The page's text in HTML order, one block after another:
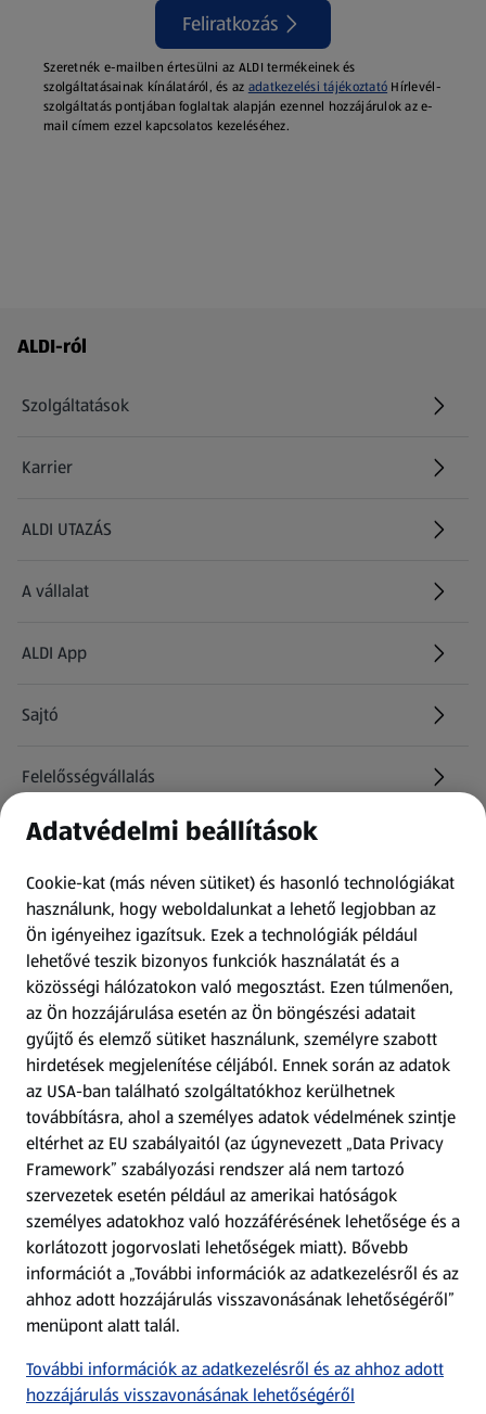
Feliratkozás
Szeretnék e-mailben értesülni az ALDI termékeinek és
szolgáltatásainak kínálatáról, és az adatkezelési tájékoztató Hírlevél-
szolgáltatás pontjában foglaltak alapján ezennel hozzájárulok az e-
mail címem ezzel kapcsolatos kezeléséhez.
Láblécmenü - további linkek
ALDI-ról
Szolgáltatások
Karrier
(új oldalon nyílik meg)
ALDI UTAZÁS
(új oldalon nyílik meg)
A vállalat
ALDI App
Sajtó
Felelősségvállalás
Információk
Kérdőív
Fizetési lehetőségek
ALDI utalványok
Árcsökkentés
Adattörlő alkalmazás
Szervizpont
(új oldalon nyílik meg)
Fedezz fel minket az interneten!
Töltsd le az ALDI Magyarország applikációt!
Adatvédelmi beállítások
Cookie-kat (más néven sütiket) és hasonló technológiákat
használunk, hogy weboldalunkat a lehető legjobban az
Ön igényeihez igazítsuk. Ezek a technológiák például
lehetővé teszik bizonyos funkciók használatát és a
közösségi hálózatokon való megosztást. Ezen túlmenően,
az Ön hozzájárulása esetén az Ön böngészési adatait
gyűjtő és elemző sütiket használunk, személyre szabott
hirdetések megjelenítése céljából. Ennek során az adatok
az USA-ban található szolgáltatókhoz kerülhetnek
továbbításra, ahol a személyes adatok védelmének szintje
eltérhet az EU szabályaitól (az úgynevezett „Data Privacy
Framework” szabályozási rendszer alá nem tartozó
szervezetek esetén például az amerikai hatóságok
személyes adatokhoz való hozzáférésének lehetősége és a
korlátozott jogorvoslati lehetőségek miatt). Bővebb
információt a „További információk az adatkezelésről és az
ahhoz adott hozzájárulás visszavonásának lehetőségéről”
menüpont alatt talál.
További információk az adatkezelésről és az ahhoz adott
hozzájárulás visszavonásának lehetőségéről